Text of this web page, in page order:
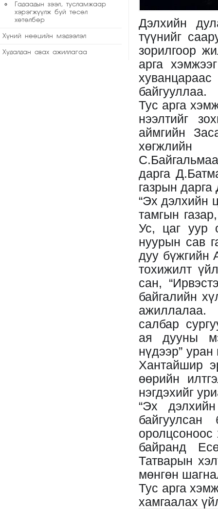
Гадаадын зээл, тусламжаар
хэрэгжүүлж буй төсөл
хөтөлбөр
Хүний нөөцийн мэдээлэл
Худалдан авах ажиллагаа
Дэлхийн
түүнийг
зорилгоор
арга
байгууллаа.
Тус арга
нээлтийг
аймгийн
хөгжлийн
дарга
газрын
“Эх дэлхийн
тамгын
Ус, цаг уур
нуурын сав
дуу бүжгийн
тохижилт
сан,
байгалийн
салбар
ая дууны
нүдээр”
Хантайшир
өөрийн
нэгдэхийг
“Эх
оролцсоноос
байранд
Татварын
мөнгөн
Тус арга
хамгаалах